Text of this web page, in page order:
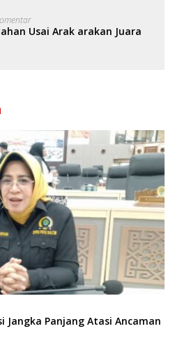
Usai Arak arakan Juara
Jangka Panjang Atasi Ancaman